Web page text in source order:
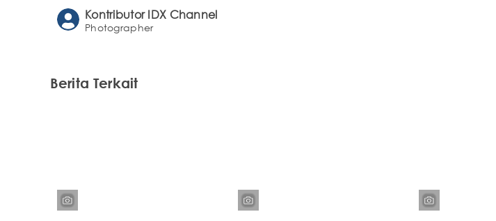
Kontributor IDX Channel
Photographer
Berita Terkait